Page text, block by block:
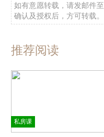
如有意愿转载，请发邮件至
确认及授权后，方可转载。
推荐阅读
私房课